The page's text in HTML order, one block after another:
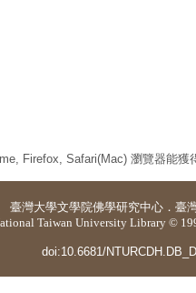
Firefox, Safari(Mac) 瀏覽器能獲
臺灣大學文學院佛學研究中心 ． 臺
Taiwan University Library ©
doi:10.6681/